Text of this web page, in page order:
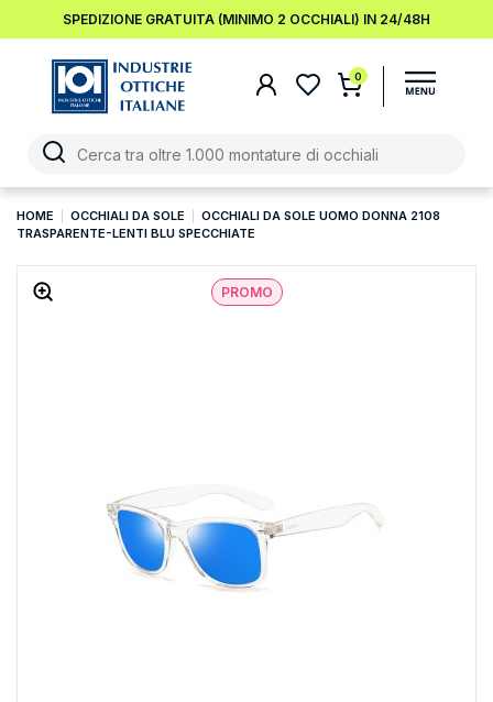
SPEDIZIONE GRATUITA (MINIMO 2 OCCHIALI) IN 24/48H
0
HOME OCCHIALI DA SOLE
OCCHIALI DA SOLE UOMO DONNA 2108
TRASPARENTE-LENTI BLU SPECCHIATE
PROMO